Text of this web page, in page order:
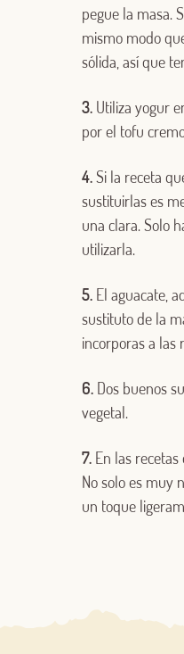
pegue la masa.
mismo modo
sólida, así que
3. Utiliza yogur
por el tofu
4.Si la receta
sustituirlas es
una clara. Solo
utilizarla.
5. El aguacate,
sustituto de la
incorporas a las
6. Dos buenos
vegetal.
7. En las
No solo es muy
un toque